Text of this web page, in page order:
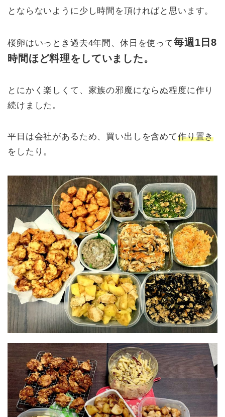
とならないように少し時間を頂ければと思います。
桜卵はいっとき過去4年間、休日を使って毎週1日8
時間ほど料理をしていました。
とにかく楽しくて、家族の邪魔にならぬ程度に作り
続けました。
平日は会社があるため、買い出しを含めて作り置き
をしたり。